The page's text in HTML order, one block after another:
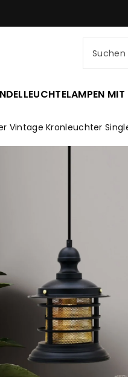
Suchen
LAMPEN MIT
Vintage Kronleuchter